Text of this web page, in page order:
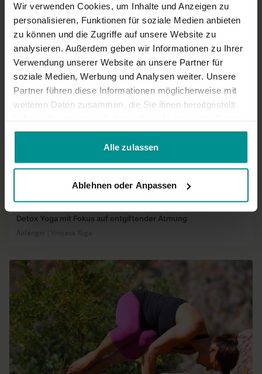
Wir verwenden Cookies, um Inhalte und Anzeigen zu
personalisieren, Funktionen für soziale Medien anbieten
zu können und die Zugriffe auf unsere Website zu
analysieren. Außerdem geben wir Informationen zu Ihrer
Verwendung unserer Website an unsere Partner für
soziale Medien, Werbung und Analysen weiter. Unsere
Partner führen diese Informationen möglicherweise mit
weiteren Daten zusammen, die Sie ihnen bereitgestellt
gesammelt haben.
Alle zulassen
Ablehnen oder Anpassen
Ähnliche Videos
Detox Yoga mit Fokus auf entgiftender Atmung
Anfänger | Vinyasa Yoga